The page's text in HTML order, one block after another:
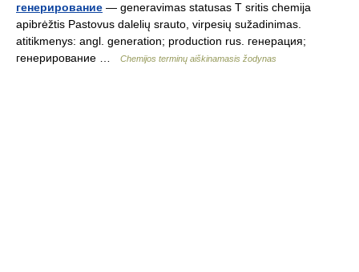
генерирование — generavimas statusas T sritis chemija
apibrėžtis Pastovus dalelių srauto, virpesių sužadinimas.
atitikmenys: angl. generation; production rus. генерация;
генерирование …
Chemijos terminų aiškinamasis žodynas